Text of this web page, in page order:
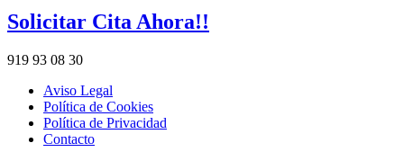
Solicitar Cita Ahora!!
919 93 08 30
Aviso Legal
Política de Cookies
Política de Privacidad
Contacto